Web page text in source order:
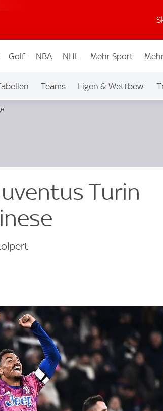
Golf NBA NHL Mehr Sport
Teams Ligen & Wettbew.
Turin